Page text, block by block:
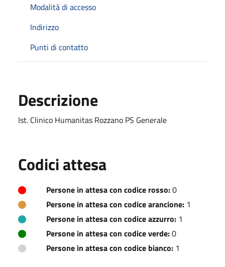
Modalità di accesso
Indirizzo
Punti di contatto
Descrizione
Ist. Clinico Humanitas Rozzano PS Generale
Codici attesa
Persone in attesa con codice rosso:0
Persone in attesa con codice arancione: 1
Persone in attesa con codice azzurro: 1
Persone in attesa con codice verde:0
Persone in attesa con codice bianco: 1